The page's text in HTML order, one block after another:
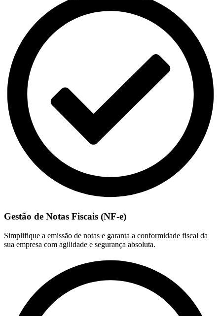
Gestão de Notas Fiscais (NF-e)
Simplifique a emissão de notas e garanta a conformidade fiscal da
sua empresa com agilidade e segurança absoluta.